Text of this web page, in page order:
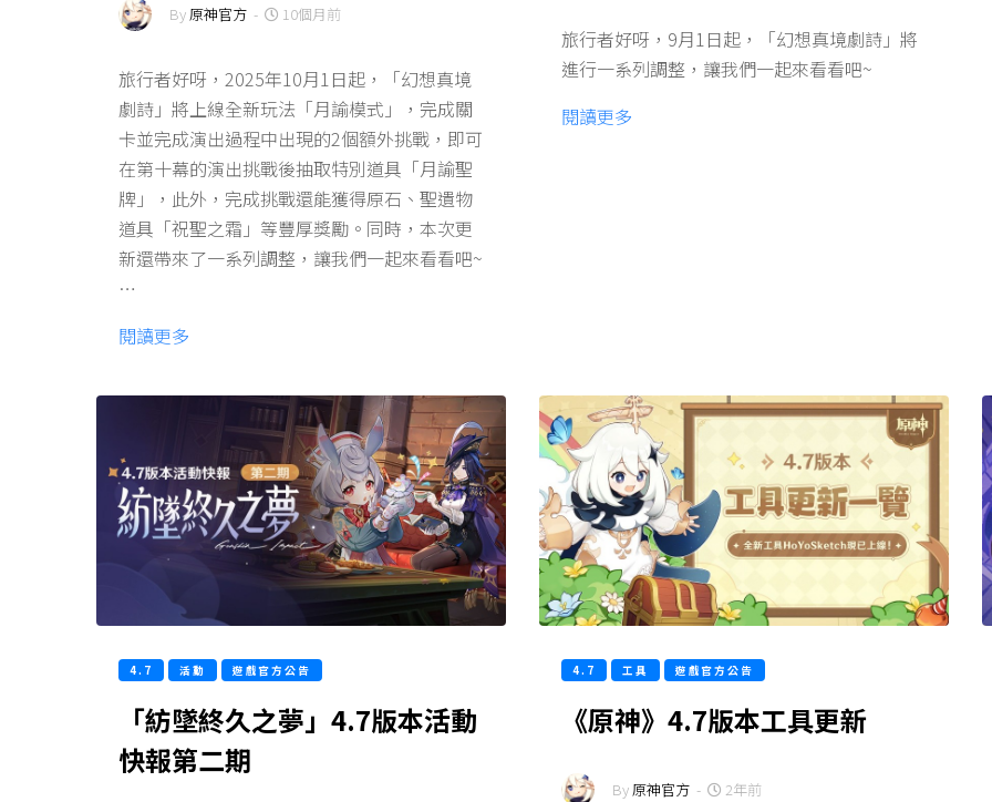
By原神官方 - 10個月前
旅行者好呀，2025年10月1日起，「幻想真境
劇詩」將上線全新玩法「月諭模式」，完成關
卡並完成演出過程中出現的2個額外挑戰，即可
在第十幕的演出挑戰後抽取特別道具「月諭聖
牌」，此外，完成挑戰還能獲得原石、聖遺物
道具「祝聖之霜」等豐厚獎勵。同時，本次更
新還帶來了一系列調整，讓我們一起來看看吧~
…
閱讀更多
旅行者好呀，9月1日起，「幻想真境劇詩」將
進行一系列調整，讓我們一起來看看吧~
閱讀更多
4.7 活動 遊戲官方公告
「紡墜終久之夢」4.7版本活動
快報第二期
4.7 工具 遊戲官方公告
《原神》4.7版本工具更新
By原神官方 - 2年前